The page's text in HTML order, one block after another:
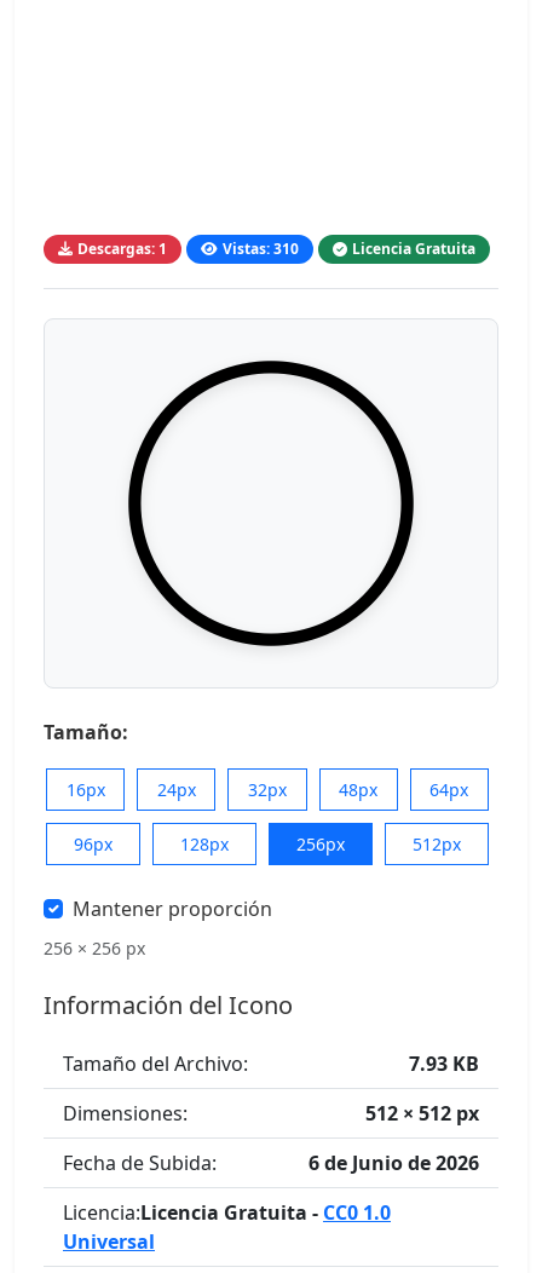
Descargas: 1 Vistas: 310 Licencia Gratuita
Tamaño:
16px 24px 32px 48px 64px
96px 128px 256px 512px
Mantener proporción
256 × 256 px
Información del Icono
Tamaño del Archivo:
7.93 KB
Dimensiones:
512 × 512 px
Fecha de Subida:
6 de Junio de 2026
Licencia:Licencia Gratuita - CC0 1.0
Universal